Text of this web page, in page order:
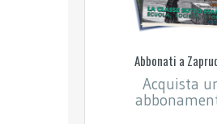
Abbonati a
Acquista